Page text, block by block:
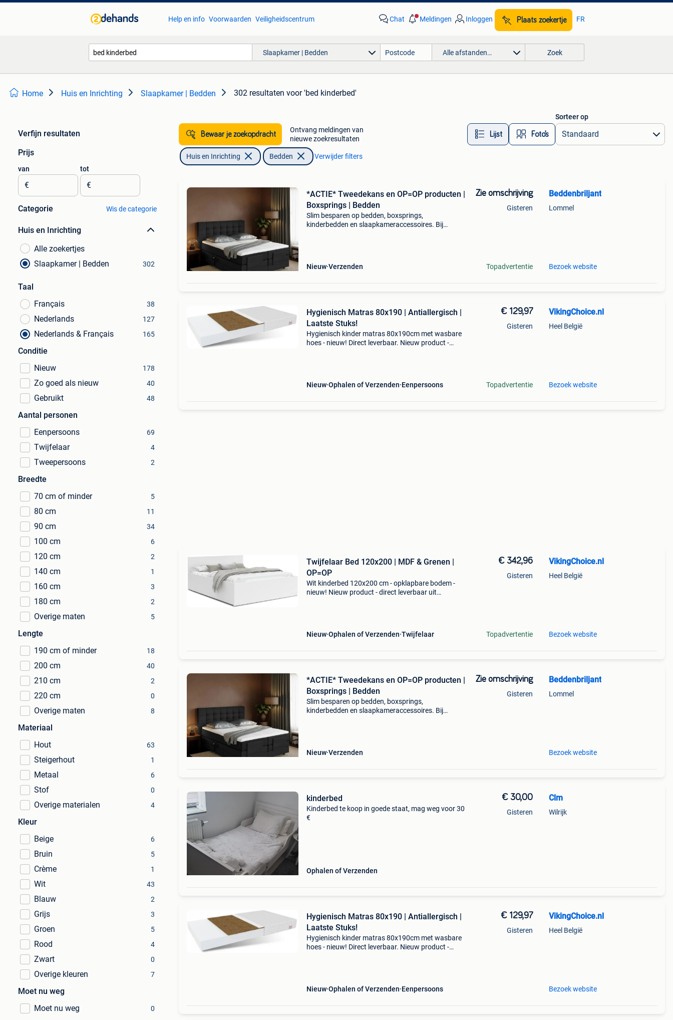
Help en info Voorwaarden Veiligheidscentrum Chat Meldingen Inloggen Plaats zoekertje FR
Slaapkamer | Bedden Alle afstanden… Zoek
Home Huis en Inrichting Slaapkamer | Bedden 302 resultaten voor 'bed kinderbed'
Verfijn resultaten
Prijs
van
€
tot
€
Categorie Wis de categorie
Huis en Inrichting
Alle zoekertjes
Slaapkamer | Bedden
302
Taal
Français
38
Nederlands 127
Nederlands & Français 165
Conditie
Nieuw
178
Zo goed als nieuw 40
Gebruikt 48
Aantal personen
Eenpersoons
69
Twijfelaar 4
Tweepersoons 2
Breedte
70 cm of minder
5
80 cm 11
90 cm 34
100 cm 6
120 cm 2
140 cm 1
160 cm 3
180 cm 2
Overige maten 5
Lengte
190 cm of minder
18
200 cm 40
210 cm 2
220 cm 0
Overige maten 8
Materiaal
Hout
63
Steigerhout 1
Metaal 6
Stof 0
Overige materialen 4
Kleur
Beige
6
Bruin 5
Crème 1
Wit 43
Blauw 2
Grijs 3
Groen 5
Rood 4
Zwart 0
Overige kleuren 7
Moet nu weg
Moet nu weg
0
Bewaar je zoekopdracht
Ontvang meldingen van
nieuwe zoekresultaten
Lijst Foto’s
Sorteer op
Huis en Inrichting Bedden Verwijder filters
*ACTIE* Tweedekans en OP=OP producten |
Boxsprings | Bedden
Slim besparen op bedden, boxsprings,
kinderbedden en slaapkameraccessoires. Bij
Nieuw Verzenden
Zie omschrijving
Gisteren
Topadvertentie
Beddenbriljant
Lommel
Bezoek website
Hygienisch Matras 80x190 | Antiallergisch |
Laatste Stuks!
Hygienisch kinder matras 80x190cm met wasbare
hoes - nieuw! Direct leverbaar. Nieuw product -
Nieuw Ophalen of Verzenden Eenpersoons
€ 129,97
Gisteren
Topadvertentie
VikingChoice.nl
Heel België
Bezoek website
Twijfelaar Bed 120x200 | MDF & Grenen |
OP=OP
Wit kinderbed 120x200 cm - opklapbare bodem -
nieuw! Nieuw product - direct leverbaar uit
Nieuw Ophalen of Verzenden Twijfelaar
€ 342,96
Gisteren
Topadvertentie
VikingChoice.nl
Heel België
Bezoek website
*ACTIE* Tweedekans en OP=OP producten |
Boxsprings | Bedden
Slim besparen op bedden, boxsprings,
kinderbedden en slaapkameraccessoires. Bij
Nieuw Verzenden
Zie omschrijving
Gisteren
Beddenbriljant
Lommel
Bezoek website
kinderbed
Kinderbed te koop in goede staat, mag weg voor 30
€
Ophalen of Verzenden
€ 30,00
Gisteren
Clm
Wilrijk
Hygienisch Matras 80x190 | Antiallergisch |
Laatste Stuks!
Hygienisch kinder matras 80x190cm met wasbare
hoes - nieuw! Direct leverbaar. Nieuw product -
Nieuw Ophalen of Verzenden Eenpersoons
€ 129,97
Gisteren
VikingChoice.nl
Heel België
Bezoek website